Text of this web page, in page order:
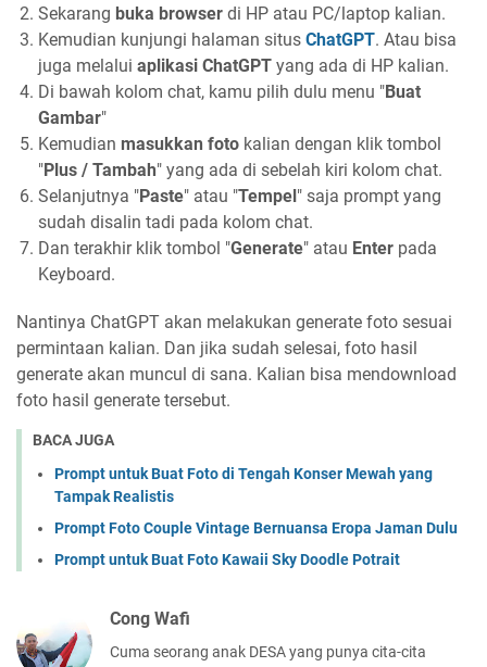
Sekarang buka browser di HP atau PC/laptop kalian.
Kemudian kunjungi halaman situs ChatGPT. Atau bisa
juga melalui aplikasi ChatGPT yang ada di HP kalian.
Di bawah kolom chat, kamu pilih dulu menu "Buat
Gambar"
Kemudian masukkan foto kalian dengan klik tombol
"Plus / Tambah" yang ada di sebelah kiri kolom chat.
Selanjutnya "Paste" atau "Tempel " saja prompt yang
sudah disalin tadi pada kolom chat.
Dan terakhir klik tombol "Generate" atau Enter pada
Keyboard.
Nantinya ChatGPT akan melakukan generate foto sesuai
permintaan kalian. Dan jika sudah selesai, foto hasil
generate akan muncul di sana. Kalian bisa mendownload
foto hasil generate tersebut.
BACA JUGA
Prompt untuk Buat Foto di Tengah Konser Mewah yang
Tampak Realistis
Prompt Foto Couple Vintage Bernuansa Eropa Jaman Dulu
Prompt untuk Buat Foto Kawaii Sky Doodle Potrait
Cong Wafi
Cuma seorang anak DESA yang punya cita-cita